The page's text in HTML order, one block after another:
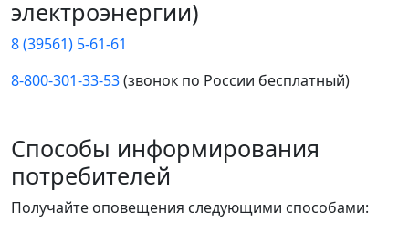
электроэнергии)
8 (39561) 5-61-61
8-800-301-33-53(звонок по России бесплатный)
Способы информирования
потребителей
Получайте оповещения следующими способами: